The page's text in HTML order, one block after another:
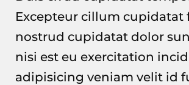
Excepteur cillum cupidatat
nostrud cupidatat dolor
nisi est eu exercitation
adipisicing veniam velit id